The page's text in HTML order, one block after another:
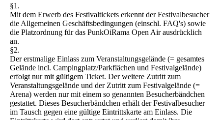
§1.
Mit dem Erwerb des Festivaltickets erkennt der Festivalbesucher
die Allgemeinen Geschäftsbedingungen (einschl. FAQ's) sowie
die Platzordnung für das PunkOiRama Open Air ausdrücklich
an.
§2.
Der erstmalige Einlass zum Veranstaltungsgelände (= gesamtes
Gelände incl. Campingplatz/Parkflächen und Festivalgelände)
erfolgt nur mit gültigem Ticket. Der weitere Zutritt zum
Veranstaltungsgelände und der Zutritt zum Festivalgelände (=
Arena) werden nur mit einem so genannten Besucherbändchen
gestattet. Dieses Besucherbändchen erhält der Festivalbesucher
im Tausch gegen eine gültige Eintrittskarte am Einlass. Die